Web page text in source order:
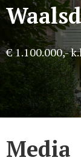
€ 1.100.000,-
Media